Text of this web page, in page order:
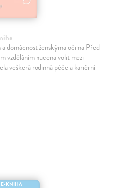
domácnost ženskýma očima Před
vzděláním nucena volit mezi
veškerá rodinná péče a kariérní
E-KNIHA